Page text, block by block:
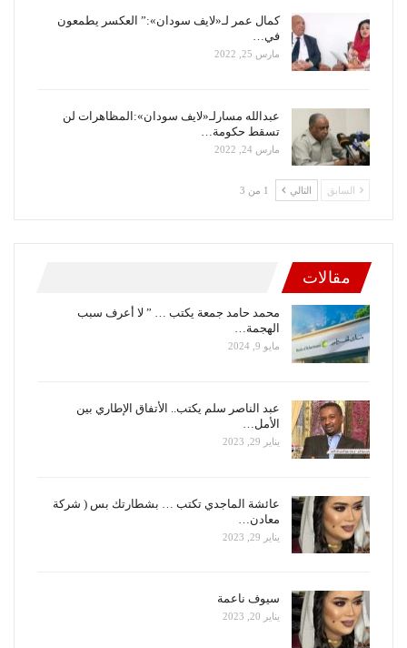
كمال عمر لـ«لايف سودان»:” العكسر يطمعون
في…
مارس 25, 2022
عبدالله مسارلـ«لايف سودان»:المظاهرات لن
تسقط حكومة…
مارس 24, 2022
السابق التالي 1 من 3
مقالات
محمد حامد جمعة يكتب … ” لا أعرف سبب
الهجمة…
مايو 9, 2024
عبد الناصر سلم يكتب.. الأتفاق الإطاري بين
الأمل…
يناير 29, 2023
عائشة الماجدي تكتب … بشطارتك بس ( شركة
معادن…
يناير 29, 2023
سيوف ناعمة
يناير 20, 2023